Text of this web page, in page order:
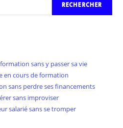
RECHERCHER
sans y passer sa vie
en cours de formation
sans perdre ses financements
sans improviser
salarié sans se tromper